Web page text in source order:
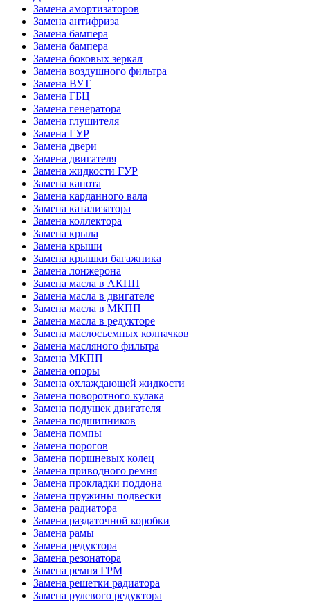
Замена амортизаторов
Замена антифриза
Замена бампера
Замена бампера
Замена боковых зеркал
Замена воздушного фильтра
Замена ВУТ
Замена ГБЦ
Замена генератора
Замена глушителя
Замена ГУР
Замена двери
Замена двигателя
Замена жидкости ГУР
Замена капота
Замена карданного вала
Замена катализатора
Замена коллектора
Замена крыла
Замена крыши
Замена крышки багажника
Замена лонжерона
Замена масла в АКПП
Замена масла в двигателе
Замена масла в МКПП
Замена масла в редукторе
Замена маслосъемных колпачков
Замена масляного фильтра
Замена МКПП
Замена опоры
Замена охлаждающей жидкости
Замена поворотного кулака
Замена подушек двигателя
Замена подшипников
Замена помпы
Замена порогов
Замена поршневых колец
Замена приводного ремня
Замена прокладки поддона
Замена пружины подвески
Замена радиатора
Замена раздаточной коробки
Замена рамы
Замена редуктора
Замена резонатора
Замена ремня ГРМ
Замена решетки радиатора
Замена рулевого редуктора